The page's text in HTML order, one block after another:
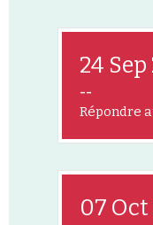
24
--
Répondre
07 Oct